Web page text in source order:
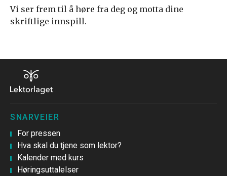
Vi ser frem til å høre fra deg og motta dine
skriftlige innspill.
SNARVEIER
For pressen
Hva skal du tjene som lektor?
Kalender med kurs
Høringsuttalelser